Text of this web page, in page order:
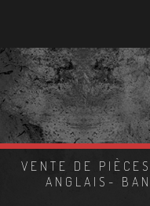
VENTE DE
ANGLAIS-